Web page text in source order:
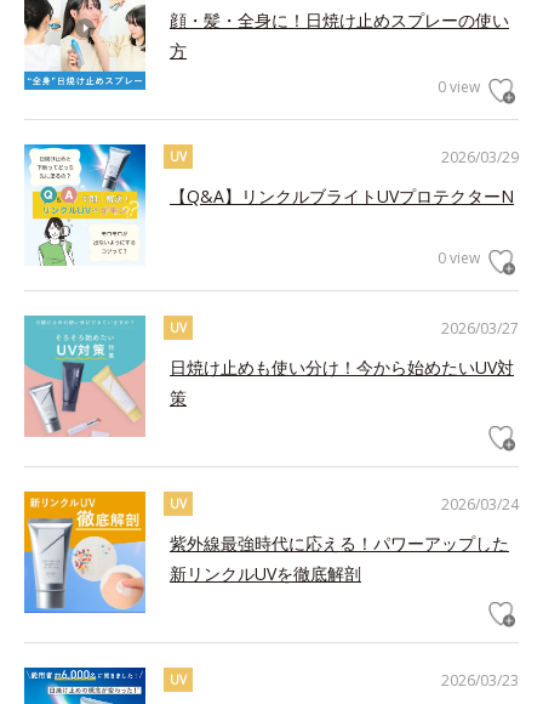
顔・髪・全身に！日焼け止めスプレーの使い
方
0 view
2026/03/29
UV
【Q&A】リンクルブライトUVプロテクターN
0 view
2026/03/27
UV
日焼け止めも使い分け！今から始めたいUV対
策
2026/03/24
UV
紫外線最強時代に応える！パワーアップした
新リンクルUVを徹底解剖
2026/03/23
UV